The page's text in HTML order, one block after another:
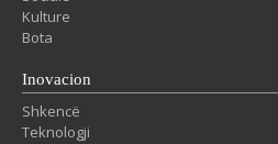
Kulture
Bota
Inovacion
Shkencë
Teknologji